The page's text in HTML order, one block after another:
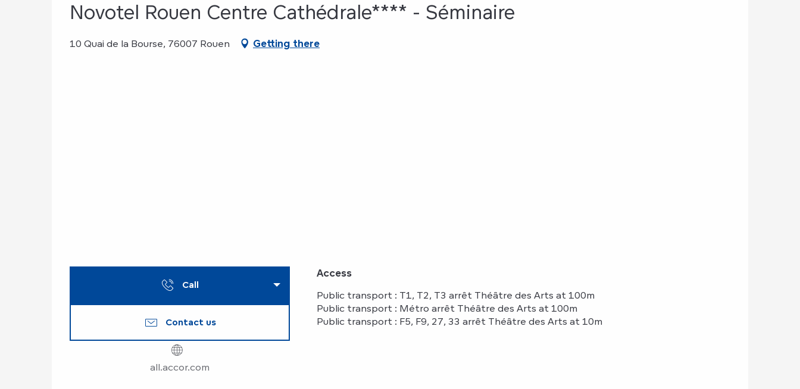
Novotel Rouen Centre Cathédrale**** - Séminaire
10 Quai de la Bourse, 76007 Rouen Getting there
Call
Contact us
all.accor.com
Access
Access
Public transport : T1, T2, T3 arrêt Théâtre des Arts at 100m
Public transport : Métro arrêt Théâtre des Arts at 100m
Public transport : F5, F9, 27, 33 arrêt Théâtre des Arts at 10m